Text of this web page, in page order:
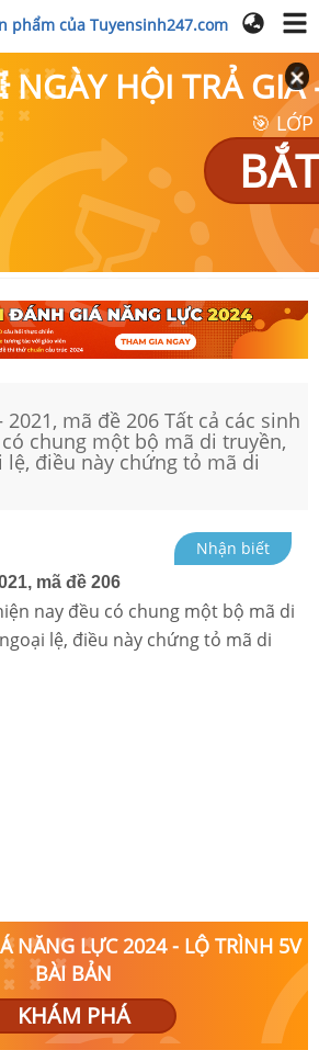
phẩm của Tuyensinh247.com
NGÀY HỘI TRẢ GIÁ
🎯
2021, mã đề 206 Tất cả các sinh
chung một bộ mã di truyền,
điều này chứng tỏ mã di
Nhận biết
mã đề 206
nay đều có chung một bộ mã di
lệ, điều này chứng tỏ mã di
NĂNG LỰC 2024 - LỘ TRÌNH 5V
BÀI BẢN
KHÁM PHÁ